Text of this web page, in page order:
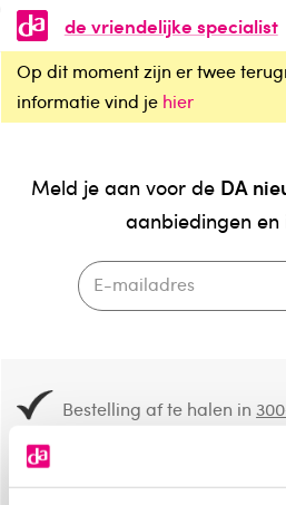
de vriendelijke specialist
Op dit moment zijn er twee
informatie vind je hier
Meld je aan voor de DA
aanbiedingen en
Bestelling af te halen in